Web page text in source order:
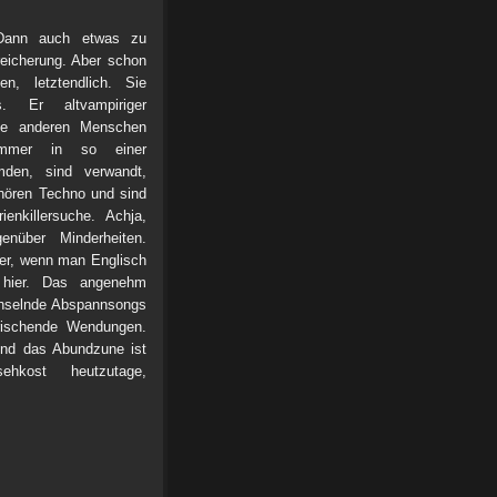
auch etwas zu
Aber schon
letztendlich. Sie
Er altvampiriger
anderen Menschen
in so einer
sind verwandt,
Techno und sind
Achja,
Minderheiten.
wenn man Englisch
Das angenehm
Abspannsongs
Wendungen.
das Abundzune ist
heutzutage,